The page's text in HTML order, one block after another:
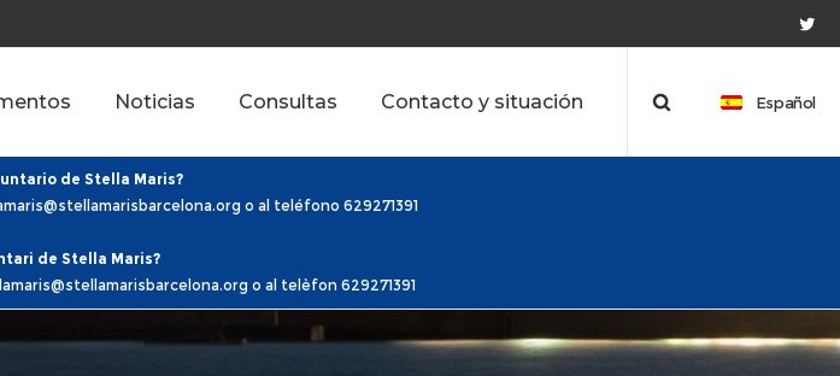
Español
Noticias Consultas Contacto y situación
de Stella Maris?
o al teléfono 629271391
de Stella Maris?
o al telèfon 629271391